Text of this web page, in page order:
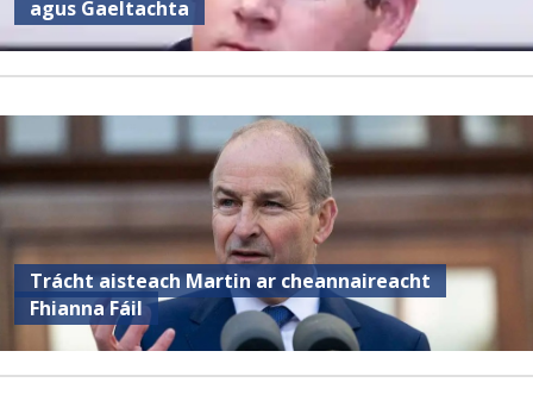
agus Gaeltachta
Trácht aisteach Martin ar cheannaireacht
Fhianna Fáil